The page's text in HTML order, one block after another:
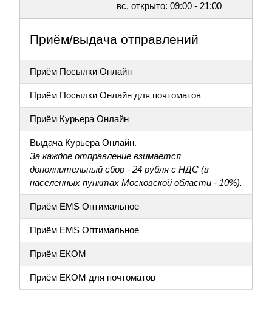
вс, открыто: 09:00 - 21:00
Приём/выдача отправлений
Приём Посылки Онлайн
Приём Посылки Онлайн для почтоматов
Приём Курьера Онлайн
Выдача Курьера Онлайн.
За каждое отправление взимается
дополнительный сбор - 24 рубля с НДС (в
населенных пунктах Московской области - 10%).
Приём EMS Оптимальное
Приём EMS Оптимальное
Приём ЕКОМ
Приём ЕКОМ для почтоматов